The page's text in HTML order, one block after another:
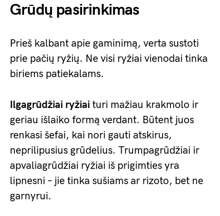
Grūdų pasirinkimas
Prieš kalbant apie gaminimą, verta sustoti
prie pačių ryžių. Ne visi ryžiai vienodai tinka
biriems patiekalams.
Ilgagrūdžiai ryžiai turi mažiau krakmolo ir
geriau išlaiko formą verdant. Būtent juos
renkasi šefai, kai nori gauti atskirus,
neprilipusius grūdelius. Trumpagrūdžiai ir
apvaliagrūdžiai ryžiai iš prigimties yra
lipnesni – jie tinka sušiams ar rizoto, bet ne
garnyrui.